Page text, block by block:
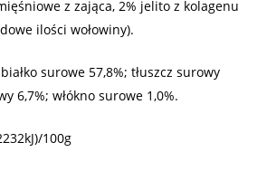
z zająca, 2% jelito z kolagenu
ilości wołowiny).
białko surowe 57,8%; tłuszcz surowy
6,7%; włókno surowe 1,0%.
100g